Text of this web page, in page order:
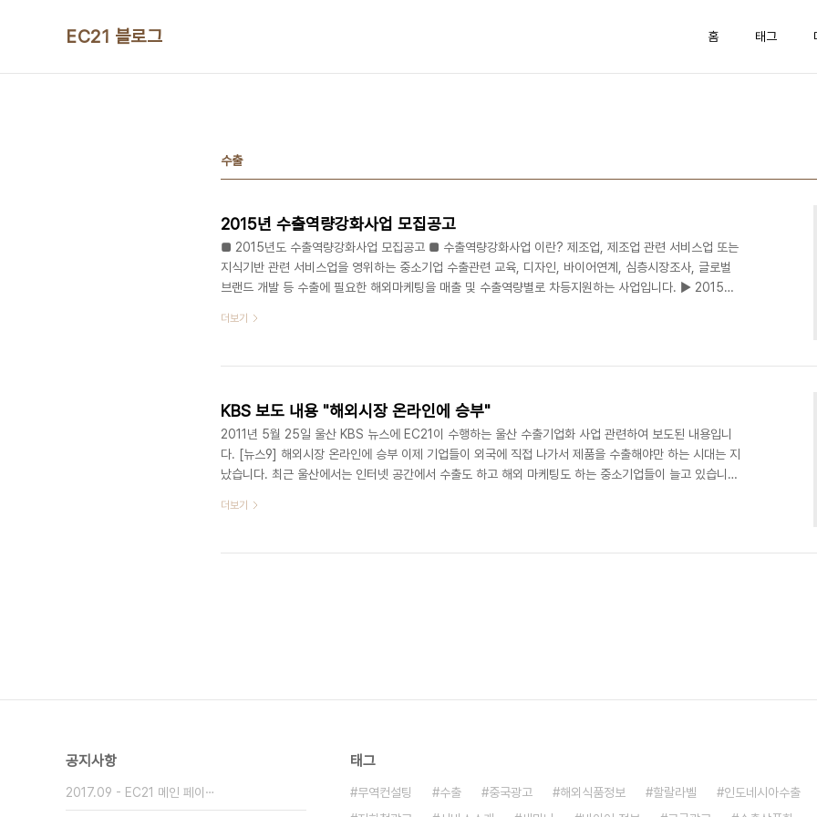
EC21 블로그 홈 태그
수출
2015년 수출역량강화사업 모집공고
■ 2015년도 수출역량강화사업 모집공고 ■ 수출역량강화사업 이란? 제조업, 제조업 관련 서비스업 또는
지식기반 관련 서비스업을 영위하는 중소기업 수출관련 교육, 디자인, 바이어연계, 심층시장조사, 글로벌
브랜드 개발 등 수출에 필요한 해외마케팅을 매출 및 수출역량별로 차등지원하는 사업입니다. ▶ 2015년
장정보 등을 패키지 지원 ▶ 2015년 수출역량강화사업 지원 내용 전체 사업비의 90∼70% 이내에서 수
이 부담 구분 지원한도 (비율) 내용 수출초보기업 20백만원 (90%) * 무역실무교육 * 외국어 전..
더보기
KBS 보도 내용 "해외시장 온라인에 승부"
2011년 5월 25일 울산 KBS 뉴스에 EC21이 수행하는 울산 수출기업화 사업 관련하여 보도된 내용입니
다. [뉴스9] 해외시장 온라인에 승부 이제 기업들이 외국에 직접 나가서 제품을 수출해야만 하는 시대는 지
났습니다. 최근 울산에서는 인터넷 공간에서 수출도 하고 해외 마케팅도 하는 중소기업들이 늘고 있습니다.
을 개척하기 위한 사업 설명회입니다. 제품의 경쟁력은 있지만 해외홍보가 부족해 수출에 어려움을 겪고 있
려 해외 바이어들의 눈길을 끌수 있느냐가 업체들의 관심사입니다. 인터뷰:강필석/중소 제조..
더보기
공지사항
2017.09 - EC21 메인 페이⋯
태그
무역컨설팅 수출 중국광고 해외식품정보 할랄라벨
인도네시아수출